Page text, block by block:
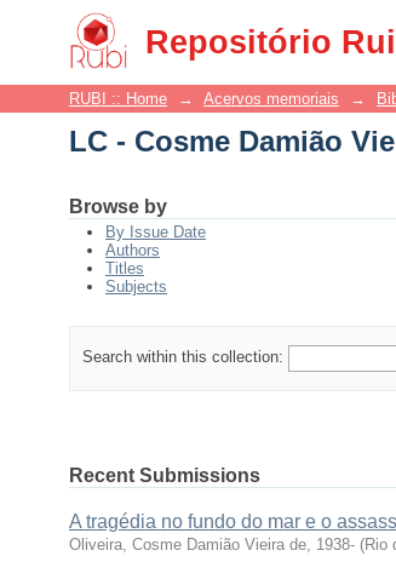
Repositório
LC - Cosme Damião
RUBI :: Home → Acervos memoriais →
LC - Cosme Damião
Browse by
By Issue Date
Authors
Titles
Subjects
Search within this collection:
Recent Submissions
A tragédia no fundo do mar e o
Oliveira, Cosme Damião Vieira de, 1938- (Rio